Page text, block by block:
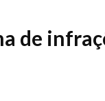
de